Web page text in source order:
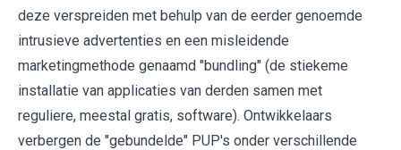
deze verspreiden met behulp van de eerder genoemde
intrusieve advertenties en een misleidende
marketingmethode genaamd "bundling" (de stiekeme
installatie van applicaties van derden samen met
reguliere, meestal gratis, software). Ontwikkelaars
verbergen de "gebundelde" PUP's onder verschillende